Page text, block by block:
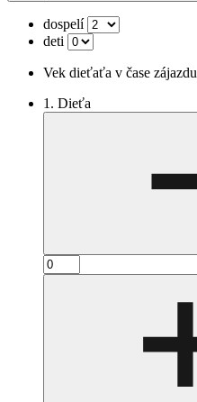
dospelí
deti
Vek dieťaťa v čase zájazdu
1. Dieťa